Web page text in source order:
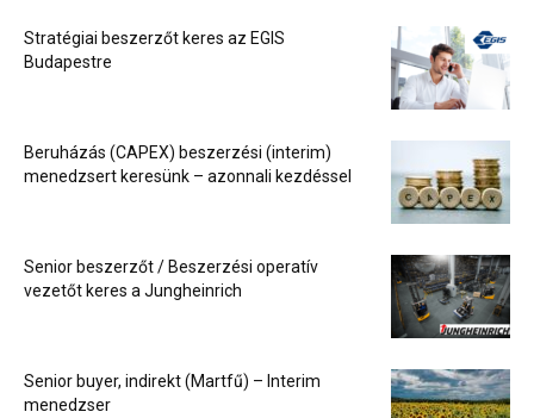
Stratégiai beszerzőt keres az EGIS
Budapestre
Beruházás (CAPEX) beszerzési (interim)
menedzsert keresünk – azonnali kezdéssel
Senior beszerzőt / Beszerzési operatív
vezetőt keres a Jungheinrich
Senior buyer, indirekt (Martfű) – Interim
menedzser